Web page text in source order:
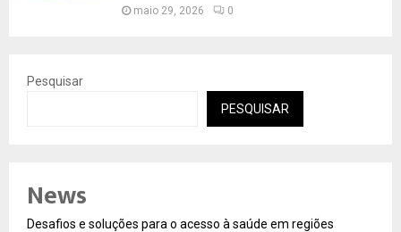
maio 29, 2026 0
Pesquisar
PESQUISAR
News
Desafios e soluções para o acesso à saúde em regiões